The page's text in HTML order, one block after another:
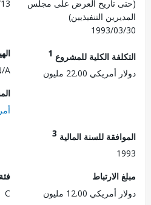
تاريخ العرض على مجلس
التنفيذيين)
1993/
07/13
الكلية للمشروع1
22.00 مليون
الهيئة
أمريكا
للسنة المالية3
12.00 مليون
فئة